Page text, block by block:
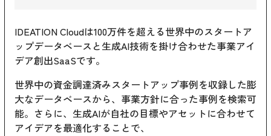
IDEATION Cloudは100万件を超える世界中のスタートア
ップデータベースと生成AI技術を掛け合わせた事業アイ
デア創出SaaSです。
世界中の資金調達済みスタートアップ事例を収録した膨
大なデータベースから、事業方針に合った事例を検索可
能。さらに、生成AIが自社の目標やアセットに合わせて
アイデアを最適化することで、